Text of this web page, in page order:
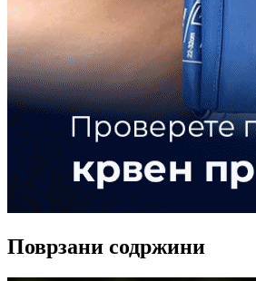
Поврзани содржини